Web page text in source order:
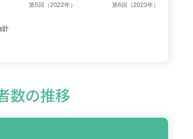
数の推移